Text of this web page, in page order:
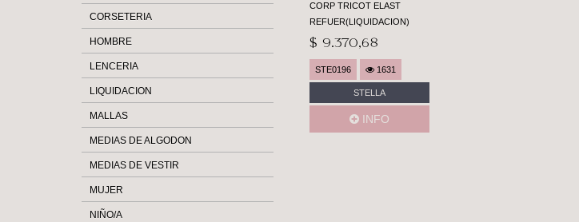
CORSETERIA
HOMBRE
LENCERIA
LIQUIDACION
MALLAS
MEDIAS DE ALGODON
MEDIAS DE VESTIR
MUJER
NIÑO/A
CORP TRICOT ELAST
REFUER(LIQUIDACION)
$ 9.370,68
STE0196 1631
STELLA
INFO